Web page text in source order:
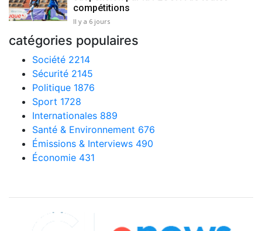
compétitions
Il y a 6 jours
catégories populaires
Société 2214
Sécurité 2145
Politique 1876
Sport 1728
Internationales 889
Santé & Environnement 676
Émissions & Interviews 490
Économie 431